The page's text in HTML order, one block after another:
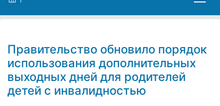
Правительство обновило порядок
использования дополнительных
выходных дней для родителей
детей с инвалидностью